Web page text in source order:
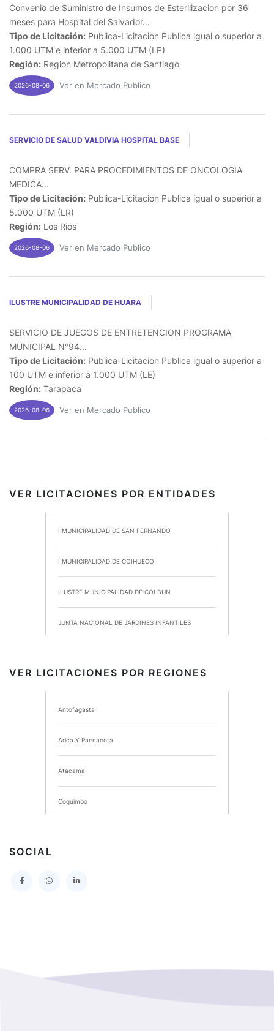
Convenio de Suministro de Insumos de Esterilizacion por 36
meses para Hospital del Salvador...
Tipo de Licitación: Publica-Licitacion Publica igual o superior a
1.000 UTM e inferior a 5.000 UTM (LP)
Región: Region Metropolitana de Santiago
2026-08-06 Ver en Mercado Publico
SERVICIO DE SALUD VALDIVIA HOSPITAL BASE
COMPRA SERV. PARA PROCEDIMIENTOS DE ONCOLOGIA
MEDICA...
Tipo de Licitación: Publica-Licitacion Publica igual o superior a
5.000 UTM (LR)
Región: Los Rios
2026-08-06 Ver en Mercado Publico
ILUSTRE MUNICIPALIDAD DE HUARA
SERVICIO DE JUEGOS DE ENTRETENCION PROGRAMA
MUNICIPAL N°94...
Tipo de Licitación: Publica-Licitacion Publica igual o superior a
100 UTM e inferior a 1.000 UTM (LE)
Región: Tarapaca
2026-08-06 Ver en Mercado Publico
VER LICITACIONES POR ENTIDADES
I MUNICIPALIDAD DE SAN FERNANDO
I MUNICIPALIDAD DE COIHUECO
ILUSTRE MUNICIPALIDAD DE COLBUN
JUNTA NACIONAL DE JARDINES INFANTILES
I MUNICIPALIDAD DE CHIMBARONGO
INSTITUTO NACIONAL DE DEPORTES DE CHILE
SERVICIO DE SALUD DEL MAULE HOSPITAL DE
TALCA
I MUNICIPALIDAD DE PROVIDENCIA
SERVICIO DE SALUD TALCAHUANO HOSPITAL DE
GOBERNACION PROVINCIAL DE TALCA
VER LICITACIONES POR REGIONES
Antofagasta
Arica Y Parinacota
Atacama
Coquimbo
SOCIAL